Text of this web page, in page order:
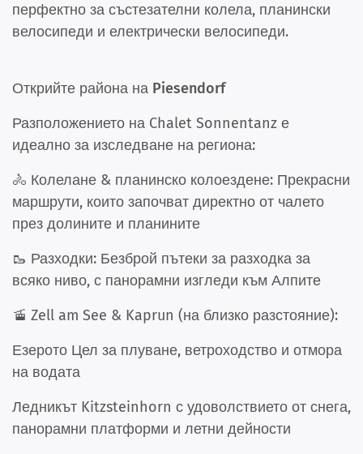
перфектно за състезателни колела, планински
велосипеди и електрически велосипеди.
Открийте района на Piesendorf
Разположението на Chalet Sonnentanz е
идеално за изследване на региона:
🚴 Колелане & планинско колоездене: Прекрасни
маршрути, които започват директно от чалето
през долините и планините
🥾 Разходки: Безброй пътеки за разходка за
всяко ниво, с панорамни изгледи към Алпите
🚡 Zell am See & Kaprun (на близко разстояние):
Езерото Цел за плуване, ветроходство и отмора
на водата
Ледникът Kitzsteinhorn с удоволствието от снега,
панорамни платформи и летни дейности